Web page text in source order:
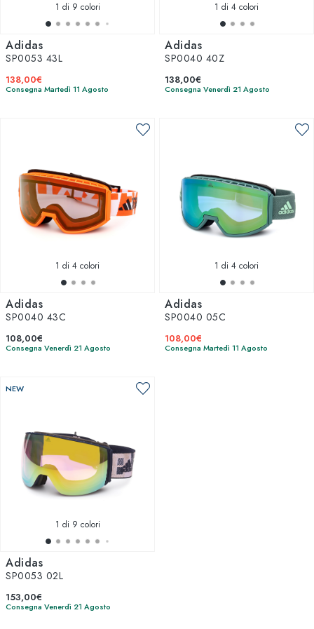
1 di 9 colori
Adidas
SP0053 43L
138,00€
Consegna Martedì 11 Agosto
1 di 4 colori
Adidas
SP0040 40Z
138,00€
Consegna Venerdì 21 Agosto
1 di 4 colori
Adidas
SP0040 43C
108,00€
Consegna Venerdì 21 Agosto
1 di 4 colori
Adidas
SP0040 05C
108,00€
Consegna Martedì 11 Agosto
NEW
1 di 9 colori
Adidas
SP0053 02L
153,00€
Consegna Venerdì 21 Agosto